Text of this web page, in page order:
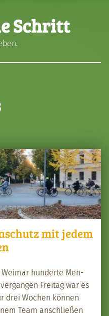
Schritt
mit jedem
hun­derte Men­
Fre­itag war es
drei Wochen kön­nen
Team anschließen